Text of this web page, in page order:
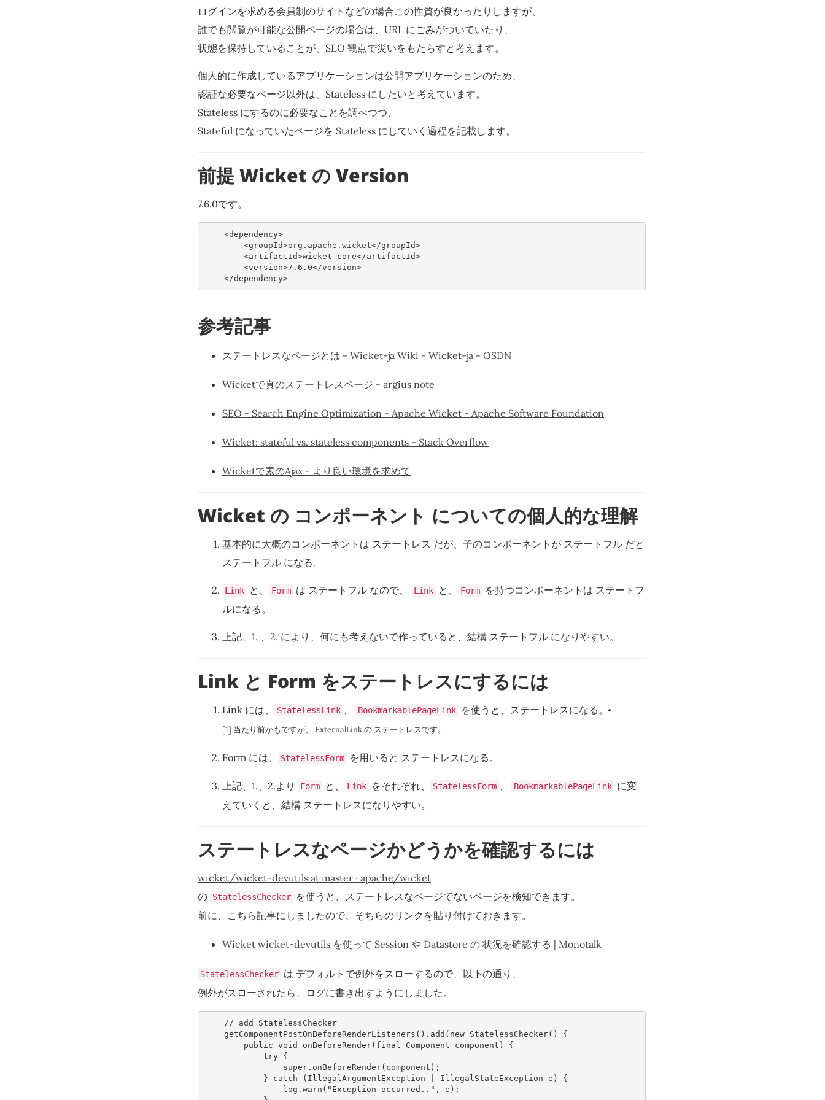
ログインを求める会員制のサイトなどの場合この性質が良かったりしますが、
誰でも閲覧が可能な公開ページの場合は、URL にごみがついていたり、
状態を保持していることが、SEO 観点で災いをもたらすと考えます。
個人的に作成しているアプリケーションは公開アプリケーションのため、
認証な必要なページ以外は、Stateless にしたいと考えています。
Stateless にするのに必要なことを調べつつ、
Stateful になっていたページを Stateless にしていく過程を記載します。
前提 Wicket の Version
7.6.0です。
<dependency>
<groupId>org.apache.wicket</groupId>
<artifactId>wicket-core</artifactId>
<version>7.6.0</version>
</dependency>
参考記事
ステートレスなページとは - Wicket-ja Wiki - Wicket-ja - OSDN
Wicketで真のステートレスページ - argius note
SEO - Search Engine Optimization - Apache Wicket - Apache Software Foundation
Wicket: stateful vs. stateless components - Stack Overflow
Wicketで素のAjax - より良い環境を求めて
Wicket の コンポーネント についての個人的な理解
基本的に大概のコンポーネントは ステートレス だが、子のコンポーネントが ステートフル だと
ステートフル になる。
Link と、 Form は ステートフル なので、 Link と、 Form
を持つコンポーネントは ステートフ
ルになる。
上記、1. 、2. により、何にも考えないで作っていると、結構 ステートフル になりやすい。
Link と Form をステートレスにするには
Link には、 StatelessLink 、 BookmarkablePageLink を使うと、ステートレスになる。 1
[1] 当たり前かもですが、 ExternalLink の ステートレスです。
Form には、 StatelessForm を用いると ステートレスになる。
上記、1.、2.より Form と、 Link をそれぞれ、 StatelessForm 、 BookmarkablePageLink に変
えていくと、結構 ステートレスになりやすい。
ステートレスなページかどうかを確認するには
wicket/wicket-devutils at master · apache/wicket
の StatelessChecker
を使うと、ステートレスなページでないページを検知できます。
前に、こちら記事にしましたので、そちらのリンクを貼り付けておきます。
Wicket wicket-devutils を使って Session や Datastore の 状況を確認する | Monotalk
StatelessChecker は デフォルトで例外をスローするので、以下の通り、
例外がスローされたら、ログに書き出すようにしました。
// add StatelessChecker
getComponentPostOnBeforeRenderListeners (). add ( new StatelessChecker()
{
public void onBeforeRender( final Component component )
{
try
{
super. onBeforeRender( component );
}
catch ( IllegalArgumentException IllegalStateException e )
{
log . warn ( "Exception occurred.." , e );